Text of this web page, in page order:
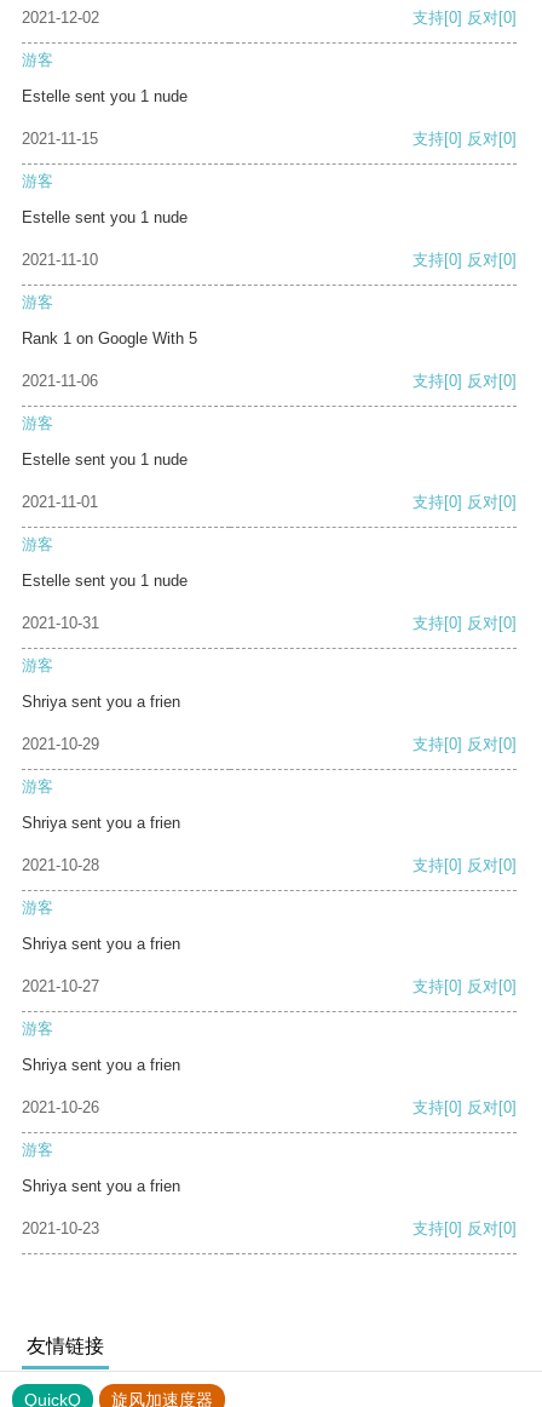
2021-12-02 支持[0] 反对[0]
游客
Estelle sent you 1 nude
2021-11-15 支持[0] 反对[0]
游客
Estelle sent you 1 nude
2021-11-10 支持[0] 反对[0]
游客
Rank 1 on Google With 5
2021-11-06 支持[0] 反对[0]
游客
Estelle sent you 1 nude
2021-11-01 支持[0] 反对[0]
游客
Estelle sent you 1 nude
2021-10-31 支持[0] 反对[0]
游客
Shriya sent you a frien
2021-10-29 支持[0] 反对[0]
游客
Shriya sent you a frien
2021-10-28 支持[0] 反对[0]
游客
Shriya sent you a frien
2021-10-27 支持[0] 反对[0]
游客
Shriya sent you a frien
2021-10-26 支持[0] 反对[0]
游客
Shriya sent you a frien
2021-10-23 支持[0] 反对[0]
友情链接
QuickQ 旋风加速度器